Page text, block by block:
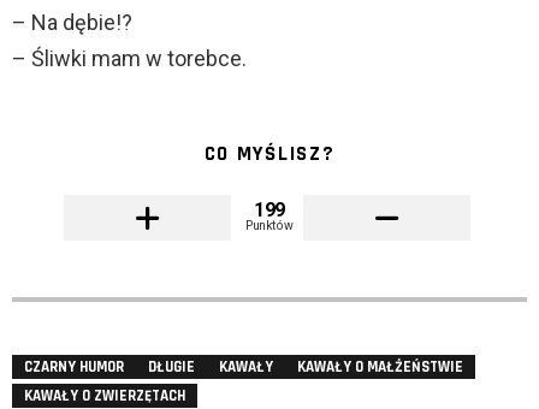
– Na dębie!?
– Śliwki mam w torebce.
CO MYŚLISZ?
199
Punktów
CZARNY HUMOR DŁUGIE KAWAŁY
KAWAŁY O MAŁŻEŃSTWIE
KAWAŁY O ZWIERZĘTACH